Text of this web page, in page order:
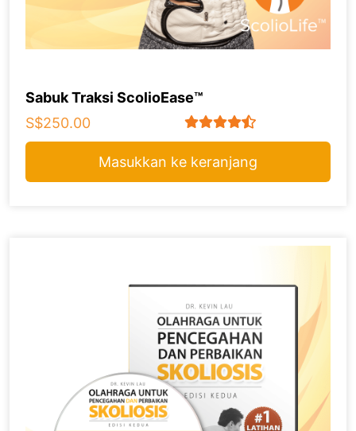
Sabuk Traksi ScolioEase™
S$250.00
Masukkan ke keranjang